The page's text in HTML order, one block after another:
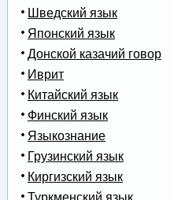
Шведский язык
Японский язык
Донской казачий говор
Иврит
Китайский язык
Финский язык
Языкознание
Грузинский язык
Киргизский язык
Туркменский язык